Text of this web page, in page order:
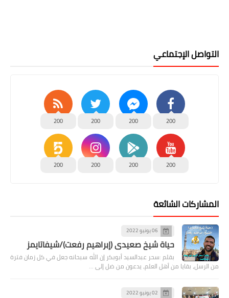
التواصل الإجتماعي
200
200
200
200
200
200
200
200
المشاركات الشائعة
06 يونيو 2022
حياة شيخ صعيدى (إبراهيم رفعت)/شيفاتايمز
بقلم :سحر عبدالسيد أبوبكر إن الله سبحانه جعل في كل زمان فترة
من الرسل، بقايا من أهل العلم، يدعون من ضل إلى …
02 يونيو 2022